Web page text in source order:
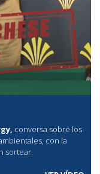
conversa sobre los
con la
sortear.